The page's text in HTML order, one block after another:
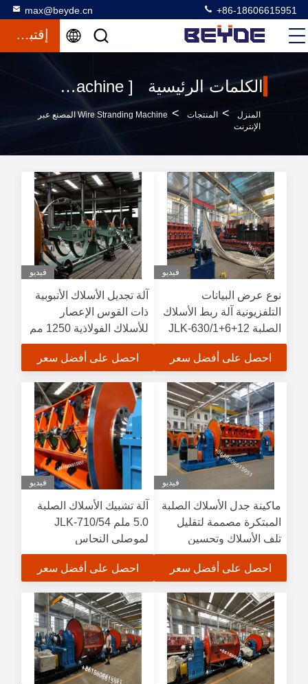
max@beyde.cn +86-18606615951
إقتباس
الكلمات الرئيسية [ wire stranding machine ] تطابق 120 المنتجات
المنزل > المنتجات >
Wire Stranding Machine المصنع عبر
الإنترنت
فيديو
نوع عرض البيانات
التلفزيونية آلة ربط الأسلاك
الصلبة JLK-630/1+6+12
مدفوعة بمحرك كهربائي
احصل على أفضل سعر
فيديو
آلة تجديل الأسلاك الأنبوبية
ذات القوس الإعصار
للأسلاك الفولاذية 1250 مم
احصل على أفضل سعر
فيديو
ماكينة جدل الأسلاك الصلبة
المبتكرة مصممة لتقليل
تلف الأسلاك وتحسين
اتساق الجدال عبر الدفعات
احصل على أفضل سعر
فيديو
آلة تشبيك الأسلاك الصلبة
5.0 ملم JLK-710/54
لموصلي النحاس
والألومنيوم
احصل على أفضل سعر